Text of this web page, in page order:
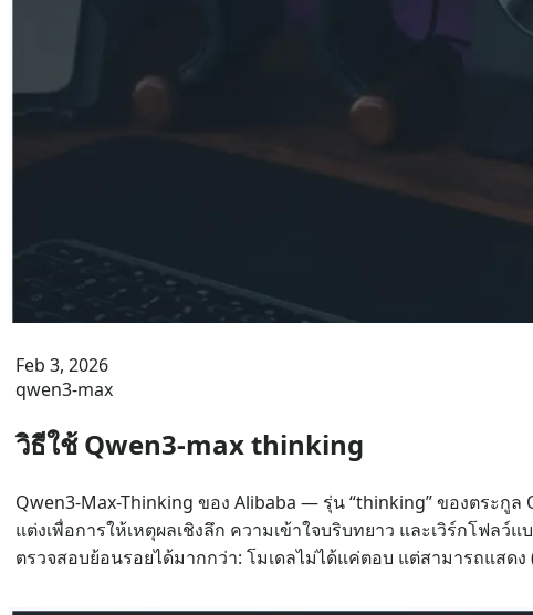
Feb 3, 2026
qwen3-max
วิธีใช้ Qwen3-max thinking
Qwen3-Max-Thinking ของ Alibaba — รุ่น “thinking” ของตระกู
แต่งเพื่อการให้เหตุผลเชิงลึก ความเข้าใจบริบทยาว และเวิร์กโฟล
ตรวจสอบย้อนรอยได้มากกว่า: โมเดลไม่ได้แค่ตอบ แต่สามารถแส